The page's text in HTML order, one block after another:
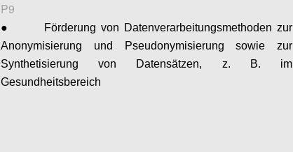
P9
●
Förderung von Datenverarbeitungsmethoden zur
Anonymisierung und Pseudonymisierung sowie zur
Synthetisierung von Datensätzen, z. B. im
Gesundheitsbereich